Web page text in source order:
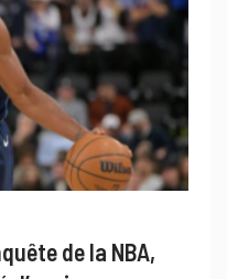
de la NBA,